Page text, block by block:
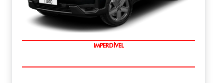
IMPERDÍVEL